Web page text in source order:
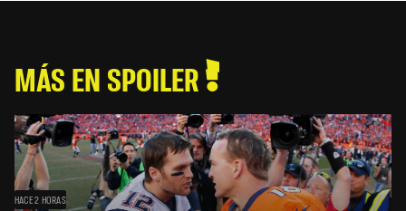
MÁS EN SPOILER
HACE 2 HORAS